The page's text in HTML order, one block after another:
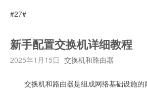
#27#
新手配置交换机详细教程
2025年1月15日 交换机和路由器
交换机和路由器是组成网络基础设施的